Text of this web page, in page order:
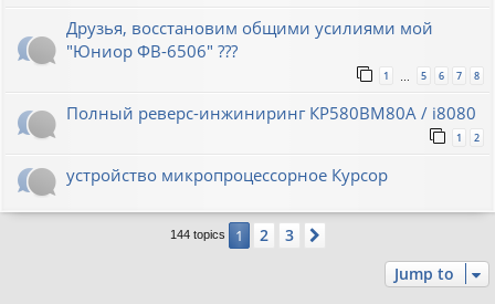
Друзья, восстановим общими усилиями мой
"Юниор ФВ-6506" ???
1 … 5 6 7 8
Полный реверс-инжиниринг КР580ВМ80А / i8080
1 2
устройство микропроцессорное Курсор
144 topics 1 2 3
Jump to